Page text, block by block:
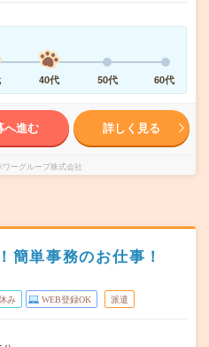
40代 50代 60代
へ進む 詳しく見る
ワーグループ株式会社
簡単事務のお仕事！
み WEB登録OK 派遣